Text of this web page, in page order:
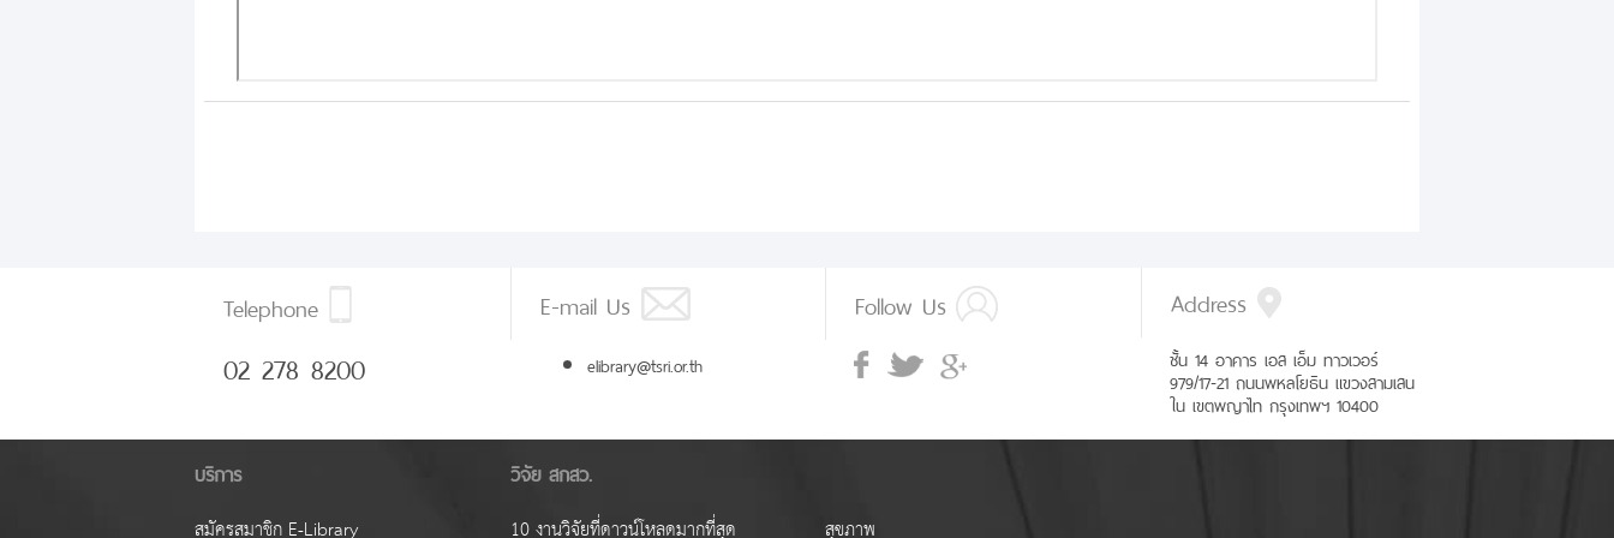
Telephone
02 278 8200
E-mail Us
elibrary@tsri.or.th
Follow Us Address
ชั้น 14 อาคาร เอส เอ็ม ทาวเวอร์
979/17-21 ถนนพหลโยธิน แขวงสามเสน
ใน เขตพญาไท กรุงเทพฯ 10400
บริการ
สมัครสมาชิก E-Library
วิจัย สกสว.
10 งานวิจัยที่ดาวน์โหลดมากที่สุด สุขภาพ